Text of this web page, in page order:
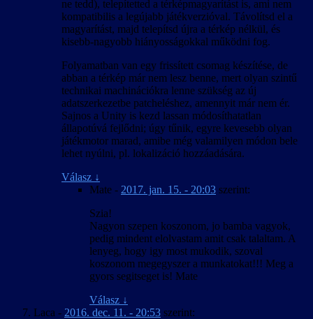
ne tedd), telepítetted a térképmagyarítást is, ami nem
kompatibilis a legújabb játékverzióval. Távolítsd el a
magyarítást, majd telepítsd újra a térkép nélkül, és
kisebb-nagyobb hiányosságokkal működni fog.
Folyamatban van egy frissített csomag készítése, de
abban a térkép már nem lesz benne, mert olyan szintű
technikai machinációkra lenne szükség az új
adatszerkezetbe patcheléshez, amennyit már nem ér.
Sajnos a Unity is kezd lassan módosíthatatlan
állapotúvá fejlődni; úgy tűnik, egyre kevesebb olyan
játékmotor marad, amibe még valamilyen módon bele
lehet nyúlni, pl. lokalizáció hozzáadására.
Válasz ↓
Mate - 2017. jan. 15. - 20:03 szerint:
Szia!
Nagyon szepen koszonom, jo bamba vagyok,
pedig mindent elolvastam amit csak talaltam. A
lenyeg, hogy igy most mukodik, szoval
koszonom megegyszer a munkatokat!!! Meg a
gyors segitseget is! Mate
Válasz ↓
Laca - 2016. dec. 11. - 20:53 szerint: